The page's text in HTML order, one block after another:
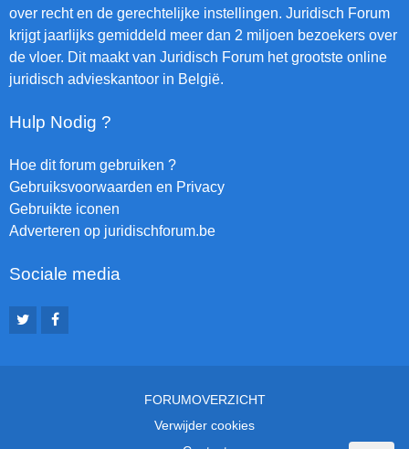
over recht en de gerechtelijke instellingen. Juridisch Forum
krijgt jaarlijks gemiddeld meer dan 2 miljoen bezoekers over
de vloer. Dit maakt van Juridisch Forum het grootste online
juridisch advieskantoor in België.
Hulp Nodig ?
Hoe dit forum gebruiken ?
Gebruiksvoorwaarden en Privacy
Gebruikte iconen
Adverteren op juridischforum.be
Sociale media
FORUMOVERZICHT
Verwijder cookies